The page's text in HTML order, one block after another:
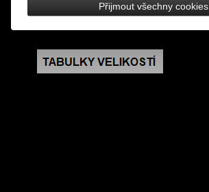
rozměry: výška 6,5 cm, šířka 10 cm
Přijmout všechny cookies